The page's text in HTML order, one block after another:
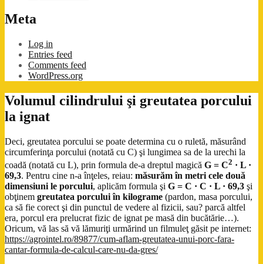
Meta
Log in
Entries feed
Comments feed
WordPress.org
Volumul cilindrului şi greutatea porcului
la ignat
Deci, greutatea porcului se poate determina cu o ruletă, măsurând
circumferinţa porcului (notată cu C) şi lungimea sa de la urechi la
coadă (notată cu L), prin formula de-a dreptul magică G = C2 · L ·
69,3. Pentru cine n-a înţeles, reiau: măsurăm în metri cele două
dimensiuni le porcului, aplicăm formula şi G = C · C · L · 69,3 şi
obţinem greutatea porcului în kilograme (pardon, masa porcului,
ca să fie corect şi din punctul de vedere al fizicii, sau? parcă altfel
era, porcul era prelucrat fizic de ignat pe masă din bucătărie…).
Oricum, vă las să vă lămuriţi urmărind un filmuleţ găsit pe internet:
https://agrointel.ro/89877/cum-aflam-greutatea-unui-porc-fara-
cantar-formula-de-calcul-care-nu-da-gres/